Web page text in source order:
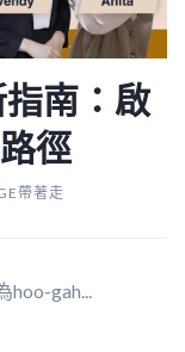
南：啟
徑
帶著走
hoo-gah...